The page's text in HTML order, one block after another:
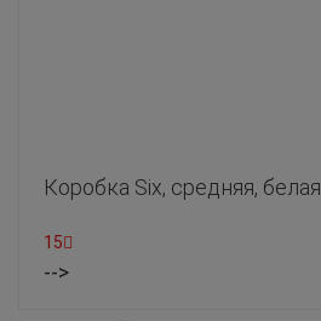
Коробка Six, средняя, белая
15
-->